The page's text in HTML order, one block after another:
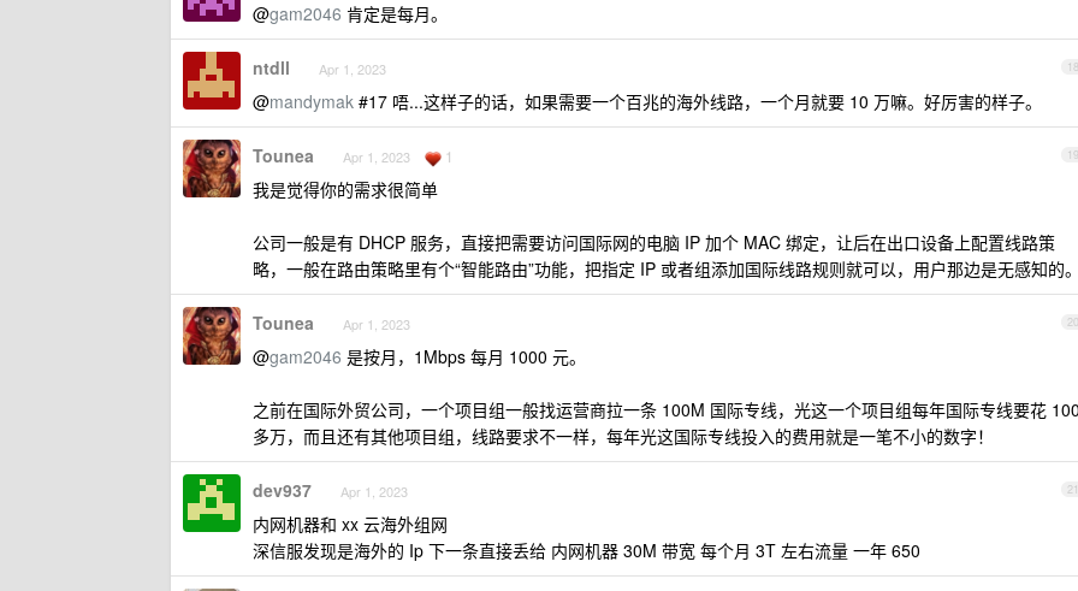
@gam2046 肯定是每月。
18
ntdll Apr 1, 2023
@mandymak #17 唔...这样子的话，如果需要一个百兆的海外线路，一个月就要 10 万嘛。好厉害的样子。
19
Tounea Apr 1, 2023 1
我是觉得你的需求很简单
公司一般是有 DHCP 服务，直接把需要访问国际网的电脑 IP 加个 MAC 绑定，让后在出口设备上配置线路策
略，一般在路由策略里有个“智能路由”功能，把指定 IP 或者组添加国际线路规则就可以，用户那边是无感知的。
20
Tounea Apr 1, 2023
@gam2046 是按月，1Mbps 每月 1000 元。
之前在国际外贸公司，一个项目组一般找运营商拉一条 100M 国际专线，光这一个项目组每年国际专线要花 100
多万，而且还有其他项目组，线路要求不一样，每年光这国际专线投入的费用就是一笔不小的数字！
21
dev937 Apr 1, 2023
内网机器和 xx 云海外组网
深信服发现是海外的 Ip 下一条直接丢给 内网机器 30M 带宽 每个月 3T 左右流量 一年 650